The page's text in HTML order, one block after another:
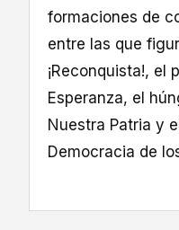
formaciones de
entre las que
¡Reconquista!, el
Esperanza, el
Nuestra Patria y
Democracia de